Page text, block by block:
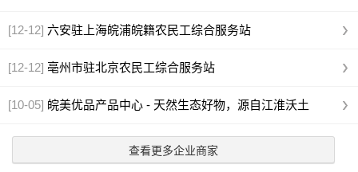
[12-12] 六安驻上海皖浦皖籍农民工综合服务站
[12-12] 亳州市驻北京农民工综合服务站
[10-05] 皖美优品产品中心 - 天然生态好物，源自江淮沃土
查看更多企业商家